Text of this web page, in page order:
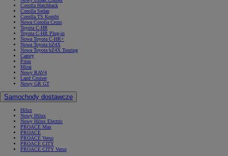
Corolla Hatchback
Corolla Sedan
Corolla TS Kombi
Nowa Corolla Cross
Toyota C-HR
Toyota C-HR Plug-in
Nowa Toyota C-HR+
Nowa Toyota bZ4X
Nowa Toyota bZ4X Touring
Camry
Prius
Mirai
Nowy RAV4
Land Cruiser
Nowy GR GT
Samochody dostawcze
Hilux
Nowy Hilux
Nowy Hilux Electric
PROACE Max
PROACE
PROACE Verso
PROACE CITY
PROACE CITY Verso